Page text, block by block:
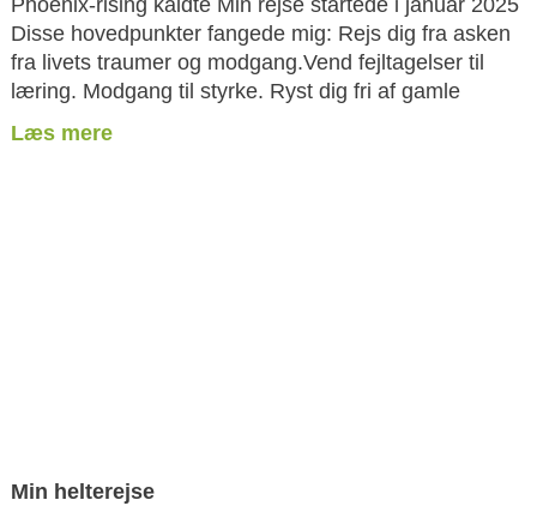
Phoenix-rising kaldte Min rejse startede i januar 2025
Disse hovedpunkter fangede mig: Rejs dig fra asken
fra livets traumer og modgang.Vend fejltagelser til
læring. Modgang til styrke. Ryst dig fri af gamle
Læs mere
Min helterejse